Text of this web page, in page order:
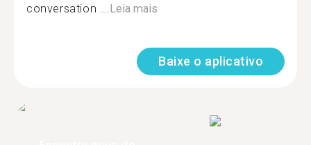
conversation ...Leia mais
Baixe o aplicativo